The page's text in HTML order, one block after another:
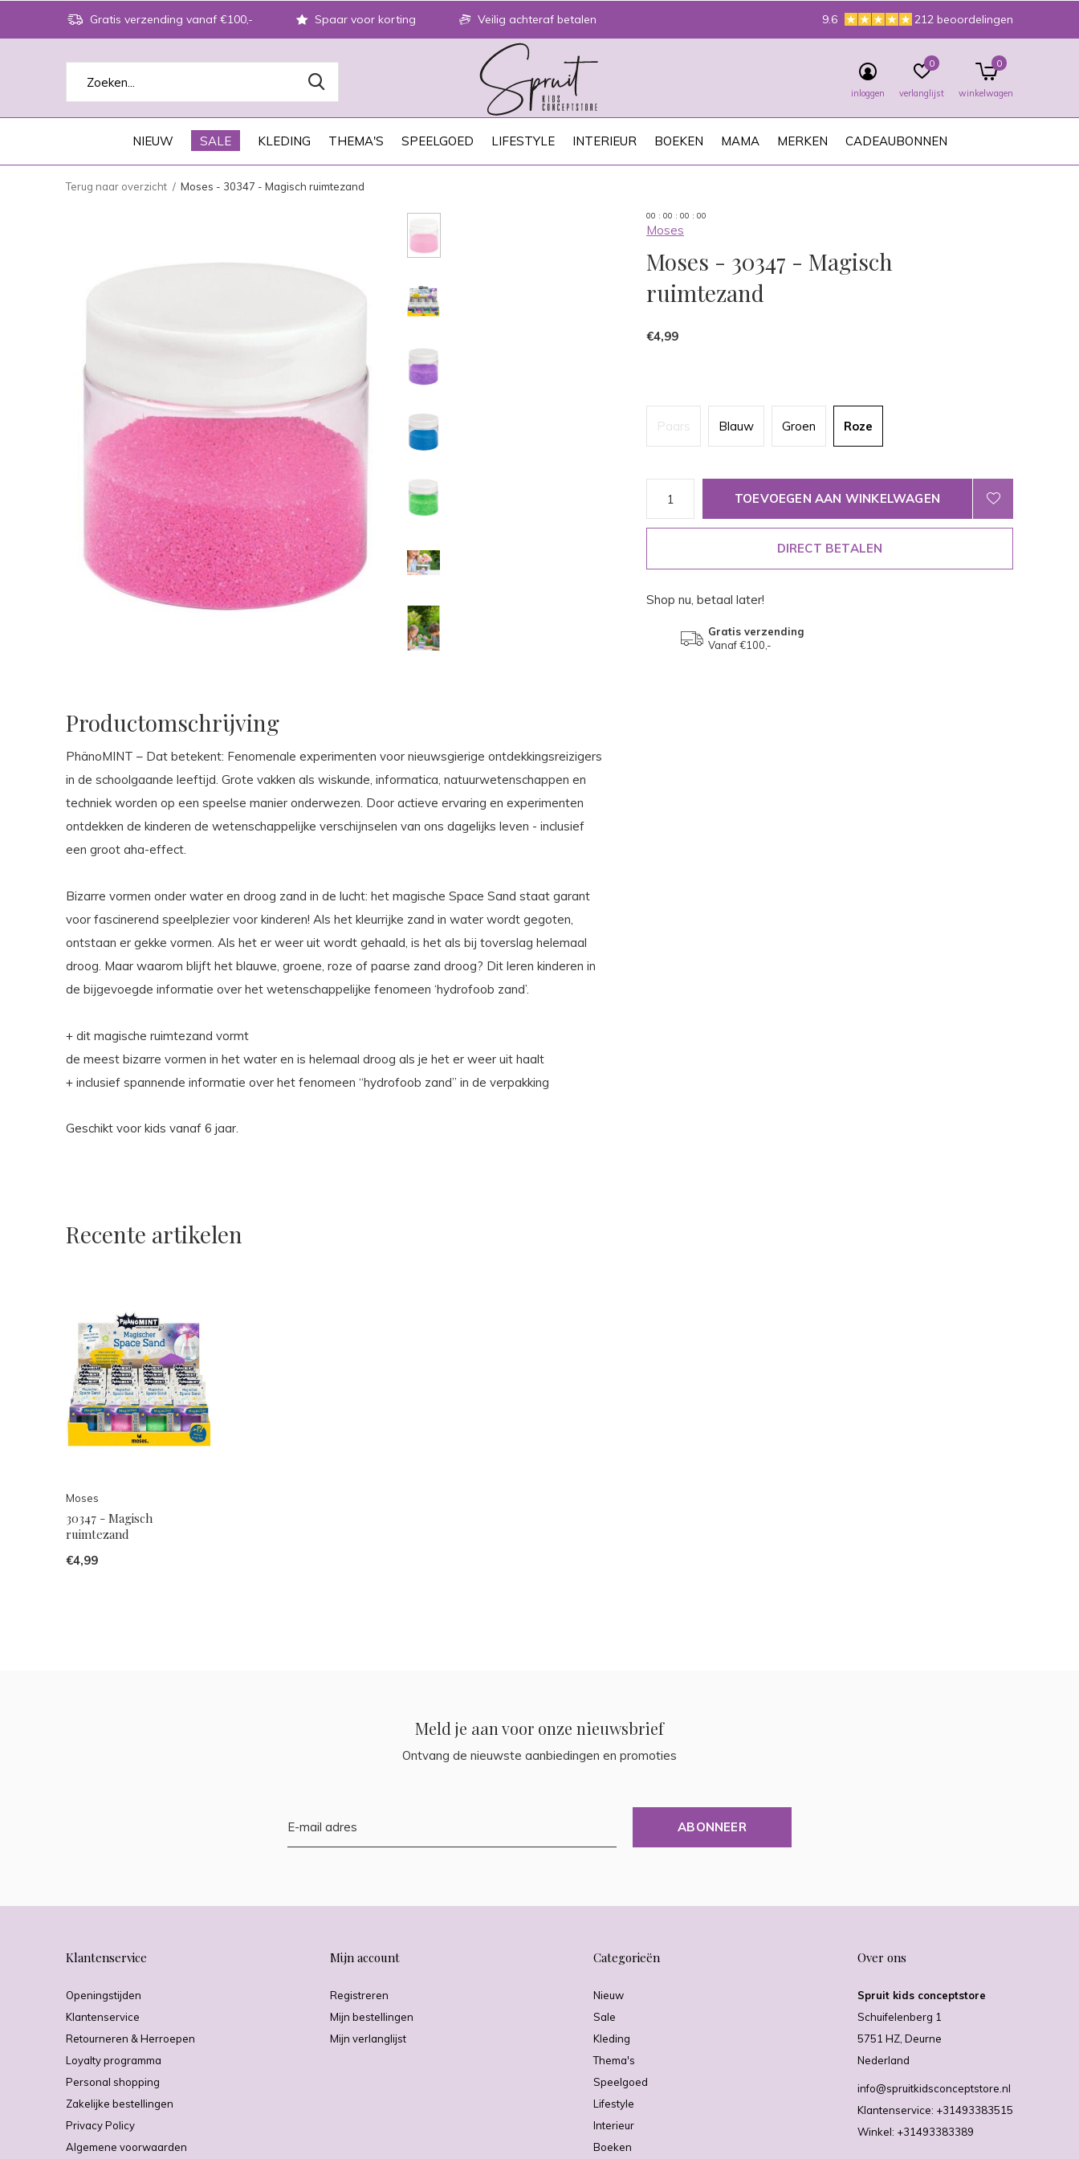
NIEUW SALE KLEDING THEMA'S SPEELGOED LIFESTYLE INTERIEUR BOEKEN MAMA MERKEN CADEAUBONNEN
inloggen verlanglijst
0
winkelwagen
0
Gratis verzending vanaf €100,- Spaar voor korting Veilig achteraf betalen 9.6 212 beoordelingen
Terug naar overzicht Moses - 30347 - Magisch ruimtezand
00 : 00 : 00 : 00
Moses
Moses - 30347 - Magisch
ruimtezand
€4,99
Paars Blauw Groen Roze
TOEVOEGEN AAN WINKELWAGEN
DIRECT BETALEN
Shop nu, betaal later!
Gratis verzending
Vanaf €100,-
Productomschrijving
PhänoMINT – Dat betekent: Fenomenale experimenten voor nieuwsgierige ontdekkingsreizigers
in de schoolgaande leeftijd. Grote vakken als wiskunde, informatica, natuurwetenschappen en
techniek worden op een speelse manier onderwezen. Door actieve ervaring en experimenten
ontdekken de kinderen de wetenschappelijke verschijnselen van ons dagelijks leven - inclusief
een groot aha-effect.
Bizarre vormen onder water en droog zand in de lucht: het magische Space Sand staat garant
voor fascinerend speelplezier voor kinderen! Als het kleurrijke zand in water wordt gegoten,
ontstaan ​​er gekke vormen. Als het er weer uit wordt gehaald, is het als bij toverslag helemaal
droog. Maar waarom blijft het blauwe, groene, roze of paarse zand droog? Dit leren kinderen in
de bijgevoegde informatie over het wetenschappelijke fenomeen ‘hydrofoob zand’.
+ dit magische ruimtezand vormt
de meest bizarre vormen in het water en is helemaal droog als je het er weer uit haalt
+ inclusief spannende informatie over het fenomeen “hydrofoob zand” in de verpakking
Geschikt voor kids vanaf 6 jaar.
Recente artikelen
Moses
30347 - Magisch
ruimtezand
€4,99
Meld je aan voor onze nieuwsbrief
Ontvang de nieuwste aanbiedingen en promoties
ABONNEER
Klantenservice
Openingstijden
Klantenservice
Retourneren & Herroepen
Loyalty programma
Personal shopping
Zakelijke bestellingen
Privacy Policy
Algemene voorwaarden
Mijn account
Registreren
Mijn bestellingen
Mijn verlanglijst
Categorieën
Nieuw
Sale
Kleding
Thema's
Speelgoed
Lifestyle
Interieur
Boeken
Over ons
Spruit kids conceptstore
Schuifelenberg 1
5751 HZ, Deurne
Nederland
info@spruitkidsconceptstore.nl
Klantenservice: +31493383515
Winkel: +31493383389